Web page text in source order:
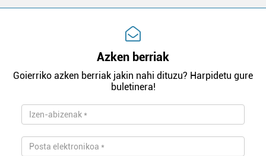
Azken berriak
Goierriko azken berriak jakin nahi dituzu? Harpidetu gure
buletinera!